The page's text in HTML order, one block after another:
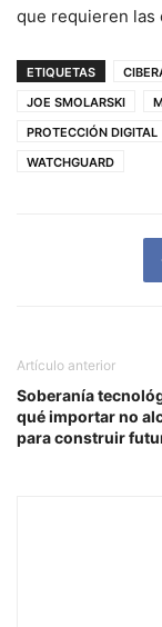
que requieren las
ETIQUETAS
JOE SMOLARSKI
PROTECCIÓN DIGITAL
WATCHGUARD
Artículo anterior
Soberanía
qué importar no
para construir